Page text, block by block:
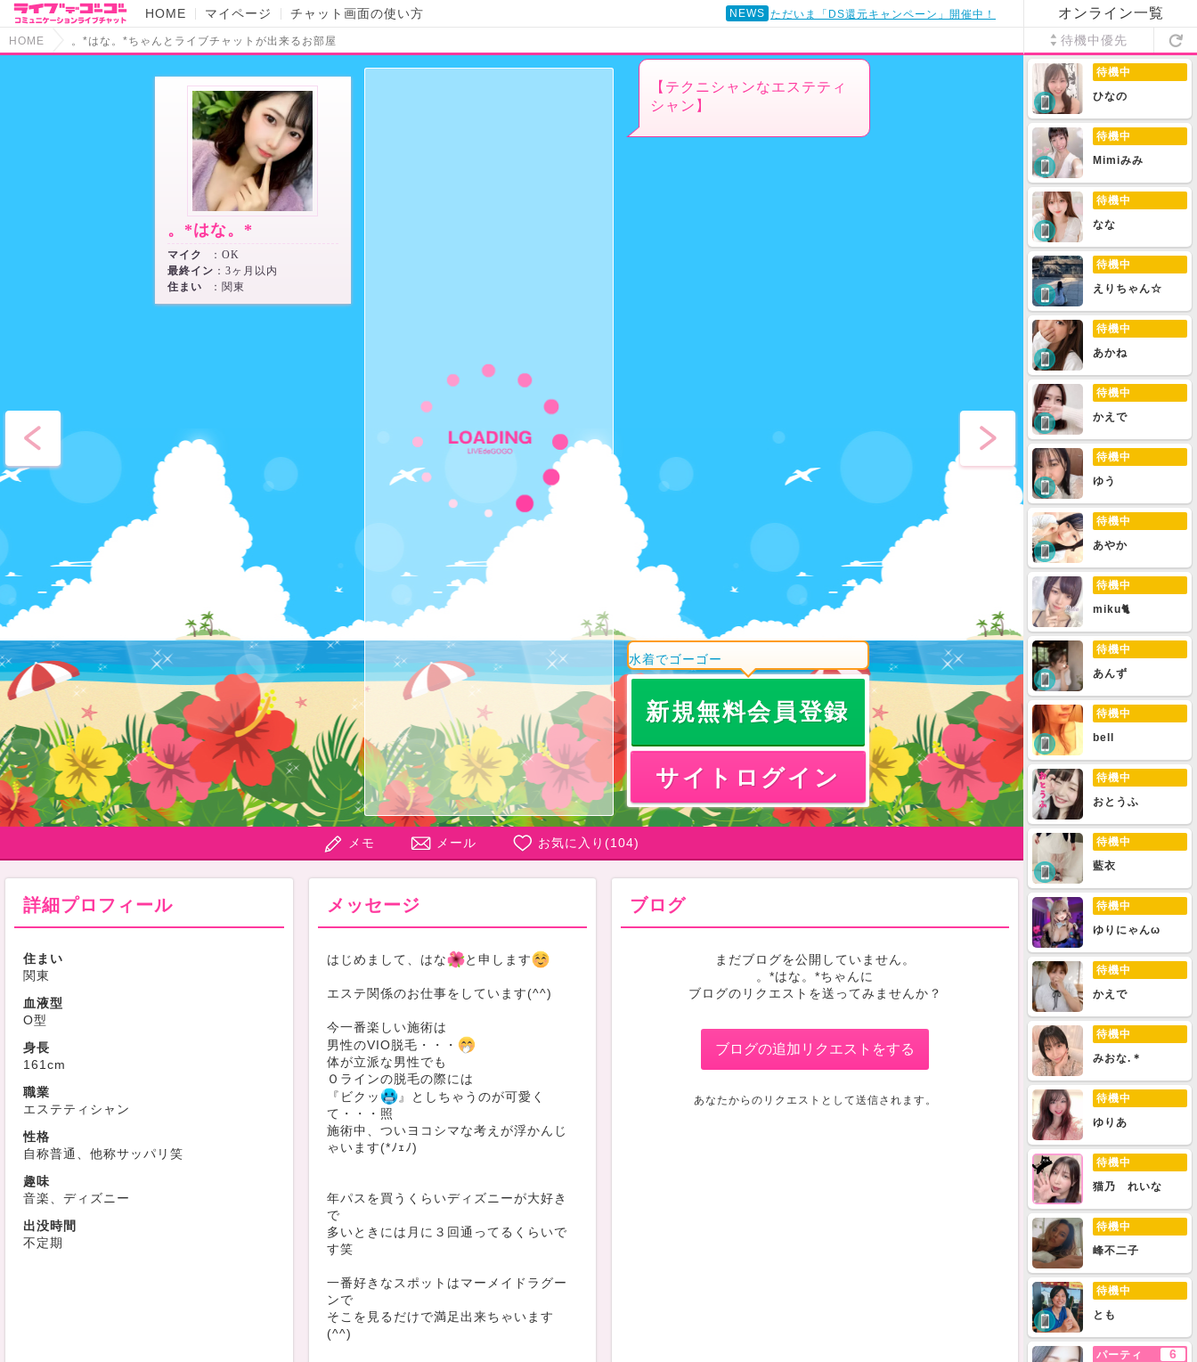
HOME マイページ チャット画面の使い方 NEWS ただいま「DS還元キャンペーン」開催中！
HOME 。*はな。*ちゃんとライブチャットが出来るお部屋
。*はな。*
マイク
：OK
最終イン ：3ヶ月以内
住まい
：関東
【テクニシャンなエステティ
シャン】
水着でゴーゴー
新規無料会員登録
サイトログイン
メモ メール お気に入り(104)
詳細プロフィール
住まい
関東
血液型
O型
身長
161cm
職業
エステティシャン
性格
自称普通、他称サッパリ笑
趣味
音楽、ディズニー
出没時間
不定期
メッセージ
はじめまして、はな と申します
エステ関係のお仕事をしています(^^)
今一番楽しい施術は
男性のVIO脱毛・・・
体が立派な男性でも
Ｏラインの脱毛の際には
『ビクッ
』としちゃうのが可愛く
て・・・照
施術中、ついヨコシマな考えが浮かんじ
ゃいます(*ﾉｪﾉ)
年パスを買うくらいディズニーが大好き
で
多いときには月に３回通ってるくらいで
す笑
一番好きなスポットはマーメイドラグー
ンで
そこを見るだけで満足出来ちゃいます
(^^)
ブログ
まだブログを公開していません。
。*はな。*ちゃんに
ブログのリクエストを送ってみませんか？
ブログの追加リクエストをする
あなたからのリクエストとして送信されます。
オンライン一覧
待機中優先
待機中
ひなの
待機中
Mimiみみ
待機中
なな
待機中
えりちゃん☆
待機中
あかね
待機中
かえで
待機中
ゆう
待機中
あやか
待機中
miku🐈
待機中
あんず
待機中
bell
待機中
おとうふ
待機中
藍衣
待機中
ゆりにゃんω
待機中
かえで
待機中
みおな.＊
待機中
ゆりあ
待機中
猫乃 れいな
待機中
峰不二子
待機中
とも
パーティ 6